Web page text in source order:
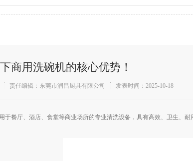
商用洗碗机的核心优势！
责任编辑：东莞市润昌厨具有限公司 发表时间：2025-10-18
于餐厅、酒店、食堂等商业场所的专业清洗设备，具有高效、卫生、